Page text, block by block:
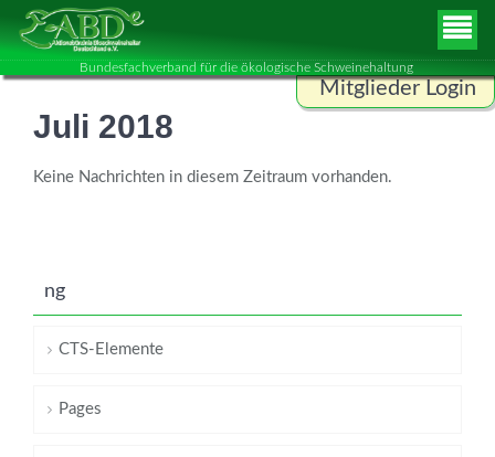
Bundesfachverband für die ökologische Schweinehaltung
Mitglieder Login
ANMELDEN
Juli 2018
Keine Nachrichten in diesem Zeitraum vorhanden.
ng
CTS-Elemente
Pages